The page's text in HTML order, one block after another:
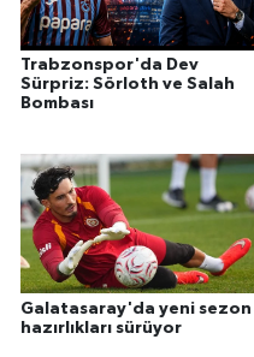
Trabzonspor'da Dev
Sürpriz: Sörloth ve Salah
Bombası
Galatasaray'da yeni sezon
hazırlıkları sürüyor